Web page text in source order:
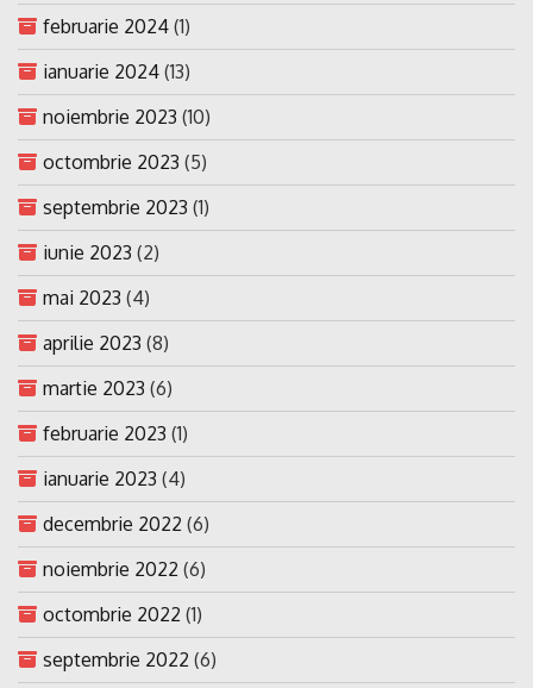
februarie 2024 (1)
ianuarie 2024 (13)
noiembrie 2023 (10)
octombrie 2023 (5)
septembrie 2023 (1)
iunie 2023 (2)
mai 2023 (4)
aprilie 2023 (8)
martie 2023 (6)
februarie 2023 (1)
ianuarie 2023 (4)
decembrie 2022 (6)
noiembrie 2022 (6)
octombrie 2022 (1)
septembrie 2022 (6)